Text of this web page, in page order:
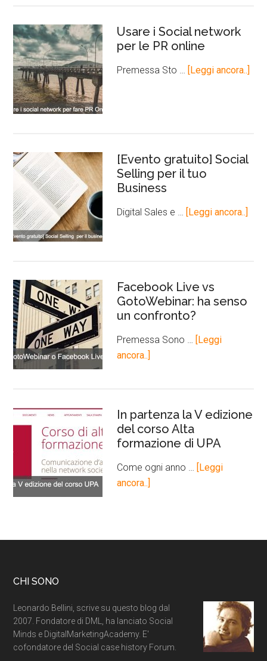
Usare i Social network
per le PR online
Premessa Sto … [Leggi ancora..]
[Evento gratuito] Social
Selling per il tuo
Business
Digital Sales e … [Leggi ancora..]
Facebook Live vs
GotoWebinar: ha senso
un confronto?
Premessa Sono …
[Leggi
ancora..]
In partenza la V edizione
del corso Alta
formazione di UPA
Come ogni anno …
[Leggi
ancora..]
CHI SONO
Leonardo Bellini, scrive su questo blog dal
2007. Fondatore di DML, ha lanciato Social
Minds e DigitalMarketingAcademy. E'
cofondatore del Social case history Forum.